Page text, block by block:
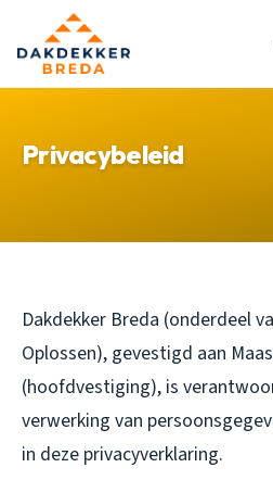
Privacybeleid
Dakdekker Breda (onderdeel
Oplossen), gevestigd aan
(hoofdvestiging), is
verwerking van
in deze privacyverklaring.